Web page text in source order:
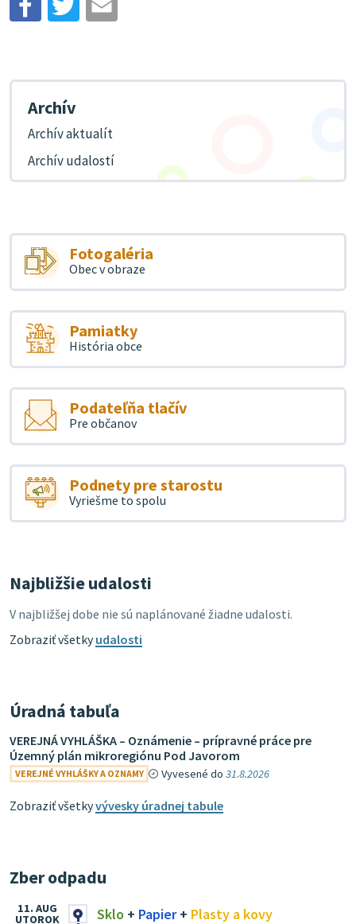
Archív
Archív aktualít
Archív udalostí
Fotogaléria
Obec v obraze
Pamiatky
História obce
Podateľňa tlačív
Pre občanov
Podnety pre starostu
Vyriešme to spolu
Najbližšie udalosti
V najbližšej dobe nie sú naplánované žiadne udalosti.
Zobraziť všetkyudalosti
Úradná tabuľa
VEREJNÁ VYHLÁŠKA – Oznámenie – prípravné práce pre
Územný plán mikroregiónu Pod Javorom
VEREJNÉ VYHLÁŠKY A OZNAMY Vyvesené do31.8.2026
Zobraziť všetkyvývesky úradnej tabule
Zber odpadu
Sklo + Papier+ Plasty a kovy
11. AUG
UTOROK